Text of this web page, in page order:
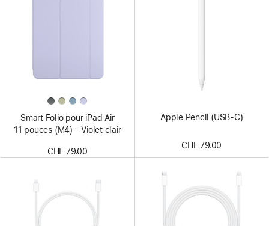
Smart Folio pour iPad Air
11 pouces (M4) - Violet clair
CHF 79.00
Apple Pencil (USB-C)
CHF 79.00